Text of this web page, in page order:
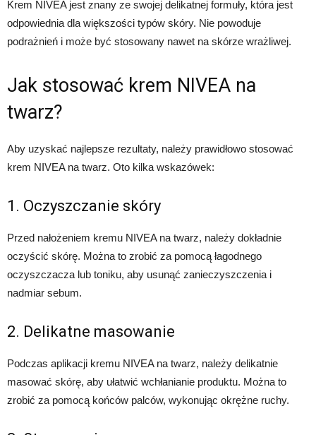
Krem NIVEA jest znany ze swojej delikatnej formuły, która jest
odpowiednia dla większości typów skóry. Nie powoduje
podrażnień i może być stosowany nawet na skórze wrażliwej.
Jak stosować krem NIVEA na
twarz?
Aby uzyskać najlepsze rezultaty, należy prawidłowo stosować
krem NIVEA na twarz. Oto kilka wskazówek:
1. Oczyszczanie skóry
Przed nałożeniem kremu NIVEA na twarz, należy dokładnie
oczyścić skórę. Można to zrobić za pomocą łagodnego
oczyszczacza lub toniku, aby usunąć zanieczyszczenia i
nadmiar sebum.
2. Delikatne masowanie
Podczas aplikacji kremu NIVEA na twarz, należy delikatnie
masować skórę, aby ułatwić wchłanianie produktu. Można to
zrobić za pomocą końców palców, wykonując okrężne ruchy.